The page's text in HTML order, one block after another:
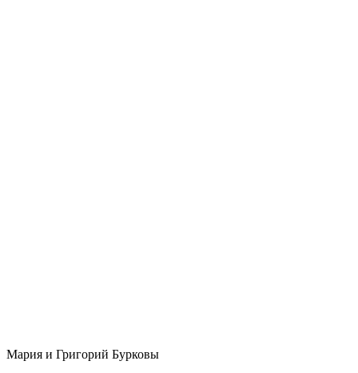
Мария и Григорий Бурковы